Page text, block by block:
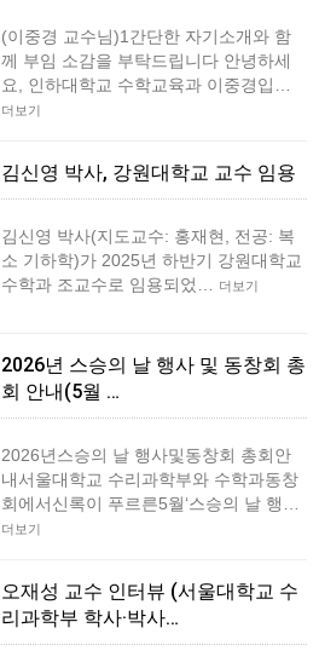
(이중경 교수님)1간단한 자기소개와 함
께 부임 소감을 부탁드립니다 안녕하세
요, 인하대학교 수학교육과 이중경입…
더보기
김신영 박사, 강원대학교 교수 임용
김신영 박사(지도교수: 홍재현, 전공: 복
소 기하학)가 2025년 하반기 강원대학교
수학과 조교수로 임용되었…
더보기
2026년 스승의 날 행사 및 동창회 총
회 안내(5월 …
2026년스승의 날 행사및동창회 총회안
내서울대학교 수리과학부와 수학과동창
회에서신록이 푸르른5월‘스승의 날 행…
더보기
오재성 교수 인터뷰 (서울대학교 수
리과학부 학사·박사…